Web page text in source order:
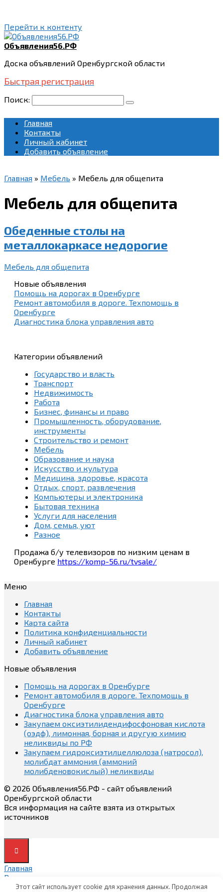
Перейти к контенту
Объявления56.РФ
Доска объявлений Оренбургской области
Быстрая регистрация
Поиск:
Главная
Контакты
Личный кабинет
Добавить объявление
Главная » Мебель » Мебель для общепита
Мебель для общепита
Обеденные столы на
металлокаркасе недорогие
Мебель для общепита
Новые объявления
Помощь на дорогах в Оренбурге
Ремонт автомобиля в дороге. Техпомощь в
Оренбурге
Диагностика блока управления авто
Категории объявлений
Государство и власть
Транспорт
Недвижимость
Работа
Бизнес, финансы и право
Промышленность, оборудование,
инструменты
Строительство и ремонт
Мебель
Образование и наука
Искусство и культура
Медицина, здоровье, красота
Отдых, спорт, развлечения
Компьютеры и электроника
Бытовая техника
Услуги для населения
Дом, семья, уют
Разное
Продажа б/у телевизоров по низким ценам в
Оренбурге https://komp-56.ru/tvsale/
Меню
Главная
Контакты
Карта сайта
Политика конфиденциальности
Личный кабинет
Добавить объявление
Новые объявления
Помощь на дорогах в Оренбурге
Ремонт автомобиля в дороге. Техпомощь в
Оренбурге
Диагностика блока управления авто
Закупаем оксиэтилидендифосфоновая кислота
(оэдф), лимонная, борная и другую химию
неликвиды по РФ
Закупаем гидроксиэтилцеллюлоза (натросол),
молибдат аммония (аммоний
молибденовокислый) неликвиды
© 2026 Объявления56.РФ - сайт объявлений
Оренбургской области
Вся информация на сайте взята из открытых
источников
Главная
Вход
ВходЭтот сайт использует cookie для хранения данных. Продолжая